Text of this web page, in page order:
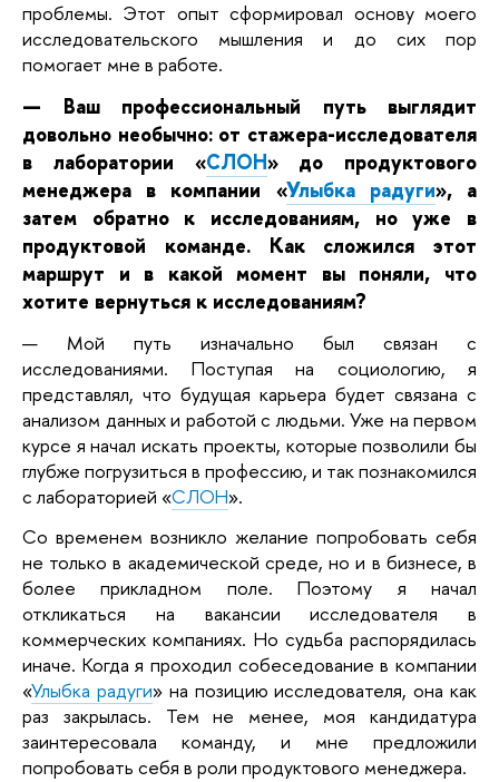
проблемы. Этот опыт сформировал основу моего
исследовательского мышления и до сих пор
помогает мне в работе.
— Ваш профессиональный путь выглядит
довольно необычно: от стажера-исследователя
в лаборатории «СЛОН»до продуктового
менеджера в компании «Улыбка радуги», а
затем обратно к исследованиям, но уже в
продуктовой команде. Как сложился этот
маршрут и в какой момент вы поняли, что
хотите вернуться к исследованиям?
— Мой путь изначально был связан с
исследованиями. Поступая на социологию, я
представлял, что будущая карьера будет связана с
анализом данных и работой с людьми. Уже на первом
курсе я начал искать проекты, которые позволили бы
глубже погрузиться в профессию, и так познакомился
с лабораторией «СЛОН».
Со временем возникло желание попробовать себя
не только в академической среде, но и в бизнесе, в
более прикладном поле. Поэтому я начал
откликаться на вакансии исследователя в
коммерческих компаниях. Но судьба распорядилась
иначе. Когда я проходил собеседование в компании
«Улыбка радуги» на позицию исследователя, она как
раз закрылась. Тем не менее, моя кандидатура
заинтересовала команду, и мне предложили
попробовать себя в роли продуктового менеджера.